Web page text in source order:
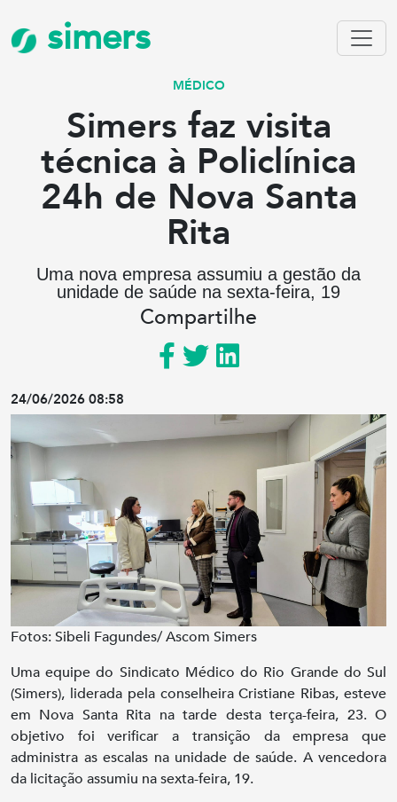
simers
MÉDICO
Simers faz visita
técnica à Policlínica
24h de Nova Santa
Rita
Uma nova empresa assumiu a gestão da
unidade de saúde na sexta-feira, 19
Compartilhe
24/06/2026 08:58
Fotos: Sibeli Fagundes/ Ascom Simers
Uma equipe do Sindicato Médico do Rio Grande do Sul
(Simers), liderada pela conselheira Cristiane Ribas, esteve
em Nova Santa Rita na tarde desta terça-feira, 23. O
objetivo foi verificar a transição da empresa que
administra as escalas na unidade de saúde. A vencedora
da licitação assumiu na sexta-feira, 19.